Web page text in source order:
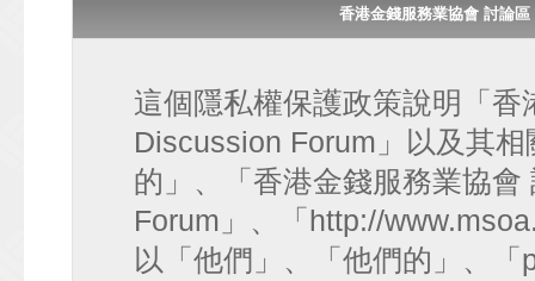
香港金錢服務業協會 討論
這個隱私權保護政策說明「香
Discussion Forum」以及其
的」、「香港金錢服務業協
Forum」、「http://
以「他們」、「他們的」、「